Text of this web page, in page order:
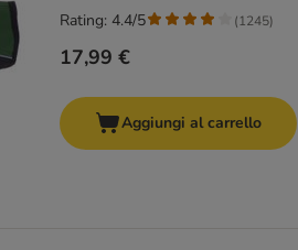
17,99 €
Rating: 4.4/5 (1245)
Aggiungi al carrello